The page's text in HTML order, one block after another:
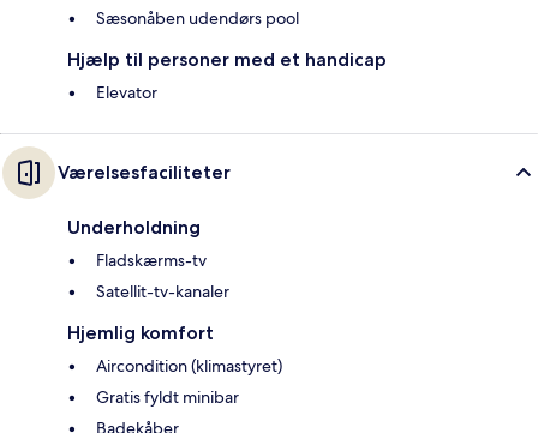
Sæsonåben udendørs pool
Hjælp til personer med et handicap
Elevator
Værelsesfaciliteter
Underholdning
Fladskærms-tv
Satellit-tv-kanaler
Hjemlig komfort
Aircondition (klimastyret)
Gratis fyldt minibar
Badekåber